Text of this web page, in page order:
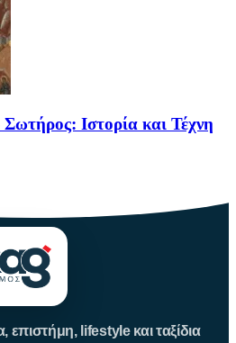
Ιστορία και Τέχνη
επιστήμη, lifestyle και ταξίδια